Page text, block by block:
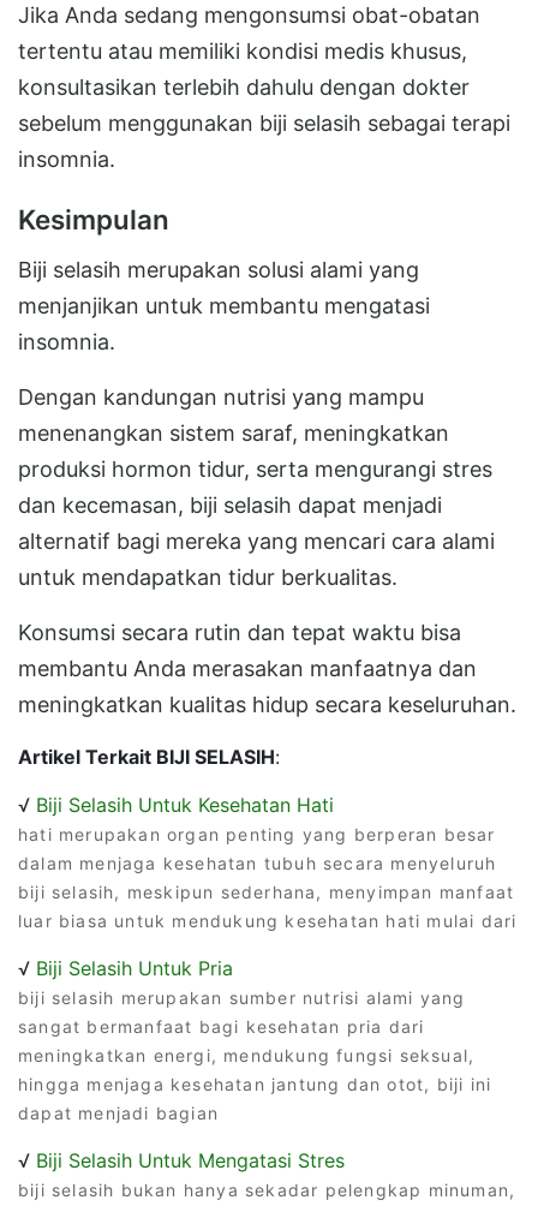
Jika Anda sedang mengonsumsi obat-obatan
tertentu atau memiliki kondisi medis khusus,
konsultasikan terlebih dahulu dengan dokter
sebelum menggunakan biji selasih sebagai terapi
insomnia.
Kesimpulan
Biji selasih merupakan solusi alami yang
menjanjikan untuk membantu mengatasi
insomnia.
Dengan kandungan nutrisi yang mampu
menenangkan sistem saraf, meningkatkan
produksi hormon tidur, serta mengurangi stres
dan kecemasan, biji selasih dapat menjadi
alternatif bagi mereka yang mencari cara alami
untuk mendapatkan tidur berkualitas.
Konsumsi secara rutin dan tepat waktu bisa
membantu Anda merasakan manfaatnya dan
meningkatkan kualitas hidup secara keseluruhan.
Artikel Terkait BIJI SELASIH:
√ Biji Selasih Untuk Kesehatan Hati
hati merupakan organ penting yang berperan besar
dalam menjaga kesehatan tubuh secara menyeluruh
biji selasih, meskipun sederhana, menyimpan manfaat
luar biasa untuk mendukung kesehatan hati mulai dari
√ Biji Selasih Untuk Pria
biji selasih merupakan sumber nutrisi alami yang
sangat bermanfaat bagi kesehatan pria dari
meningkatkan energi, mendukung fungsi seksual,
hingga menjaga kesehatan jantung dan otot, biji ini
dapat menjadi bagian
√ Biji Selasih Untuk Mengatasi Stres
biji selasih bukan hanya sekadar pelengkap minuman,